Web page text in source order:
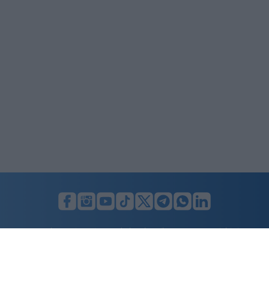
LUNIFIN S.r.l. a socio unico. Sede legale Milano, Largo F. Richini, 2/A,